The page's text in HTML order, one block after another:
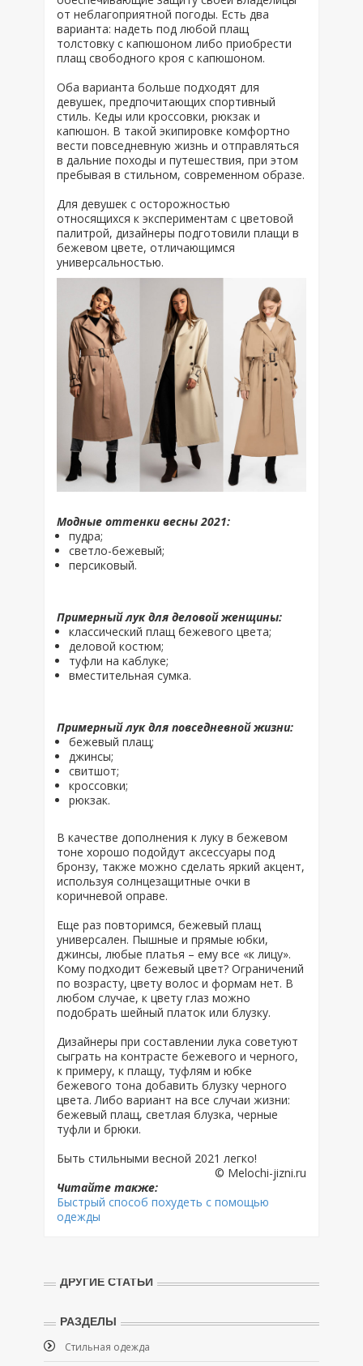
от неблагоприятной погоды. Есть два
варианта: надеть под любой плащ
толстовку с капюшоном либо приобрести
плащ свободного кроя с капюшоном.
Оба варианта больше подходят для
девушек, предпочитающих спортивный
стиль. Кеды или кроссовки, рюкзак и
капюшон. В такой экипировке комфортно
вести повседневную жизнь и отправляться
в дальние походы и путешествия, при этом
пребывая в стильном, современном образе.
Для девушек с осторожностью
относящихся к экспериментам с цветовой
палитрой, дизайнеры подготовили плащи в
бежевом цвете, отличающимся
универсальностью.
Модные оттенки весны 2021:
пудра;
светло-бежевый;
персиковый.
Примерный лук для деловой женщины:
классический плащ бежевого цвета;
деловой костюм;
туфли на каблуке;
вместительная сумка.
Примерный лук для повседневной жизни:
бежевый плащ;
джинсы;
свитшот;
кроссовки;
рюкзак.
В качестве дополнения к луку в бежевом
тоне хорошо подойдут аксессуары под
бронзу, также можно сделать яркий акцент,
используя солнцезащитные очки в
коричневой оправе.
Еще раз повторимся, бежевый плащ
универсален. Пышные и прямые юбки,
джинсы, любые платья – ему все «к лицу».
Кому подходит бежевый цвет? Ограничений
по возрасту, цвету волос и формам нет. В
любом случае, к цвету глаз можно
подобрать шейный платок или блузку.
Дизайнеры при составлении лука советуют
сыграть на контрасте бежевого и черного,
к примеру, к плащу, туфлям и юбке
бежевого тона добавить блузку черного
цвета. Либо вариант на все случаи жизни:
бежевый плащ, светлая блузка, черные
туфли и брюки.
Быть стильными весной 2021 легко!
© Melochi-jizni.ru
Читайте также:
Быстрый способ похудеть с помощью
одежды
ДРУГИЕ СТАТЬИ
РАЗДЕЛЫ
Стильная одежда